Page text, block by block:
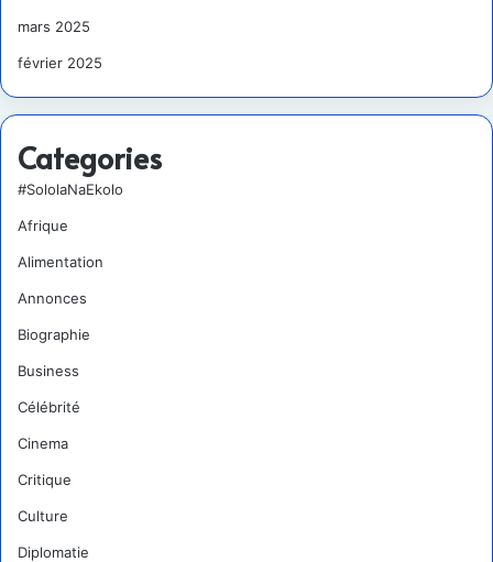
mars 2025
février 2025
Categories
#SololaNaEkolo
Afrique
Alimentation
Annonces
Biographie
Business
Célébrité
Cinema
Critique
Culture
Diplomatie